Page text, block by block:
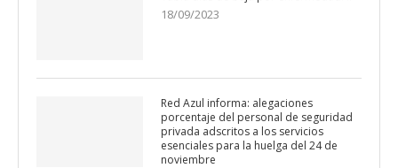
18/09/2023
Red Azul informa: alegaciones
porcentaje del personal de seguridad
privada adscritos a los servicios
esenciales para la huelga del 24 de
noviembre